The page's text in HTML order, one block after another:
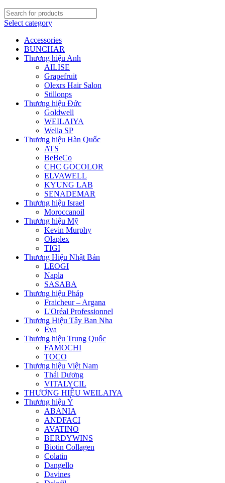
Select category
Accessories
BUNCHAR
Thương hiệu Anh
AILISE
Grapefruit
Olexrs Hair Salon
Stillonps
Thương hiệu Đức
Goldwell
WEILAIYA
Wella SP
Thương hiệu Hàn Quốc
ATS
BeBeCo
CHC GOCOLOR
ELVAWELL
KYUNG LAB
SENADEMAR
Thương hiệu Israel
Moroccanoil
Thương hiệu Mỹ
Kevin Murphy
Olaplex
TIGI
Thương Hiệu Nhật Bản
LEOGI
Napla
SASABA
Thương hiệu Pháp
Fraicheur – Argana
L'Oréal Professionnel
Thương Hiệu Tây Ban Nha
Eva
Thương hiệu Trung Quốc
FAMOCHI
TOCO
Thương hiệu Việt Nam
Thái Dương
VITALYCIL
THƯƠNG HIỆU WEILAIYA
Thương hiệu Ý
ABANIA
ANDFACI
AVATINO
BERDYWINS
Biotin Collagen
Colatin
Dangello
Davines